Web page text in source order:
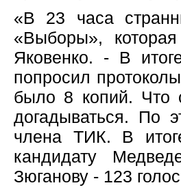
«В 23 часа
«Выборы»,
Яковенко. - В
попросил
было 8 копий. Что
догадываться. По
члена ТИК. В
кандидату
Зюганову - 123